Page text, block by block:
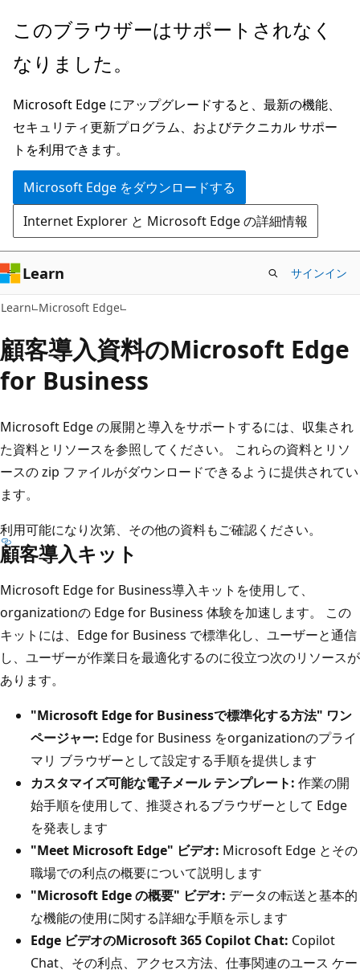
メ
ン
ン
テ
ン
ツ
に
ス
キ
ッ
プ
このブラウザーはサポートされなく
なりました。
Microsoft Edge にアップグレードすると、最新の機能、
セキュリティ更新プログラム、およびテクニカル サポー
トを利用できます。
Microsoft Edge をダウンロードする
Internet Explorer と Microsoft Edge の詳細情報
Learn サインイン
Learn Microsoft Edge
顧客導入資料のMicrosoft Edge
for Business
Microsoft Edge の展開と導入をサポートするには、収集され
た資料とリソースを参照してください。 これらの資料とリソ
ースの zip ファイルがダウンロードできるように提供されてい
ます。
利用可能になり次第、その他の資料もご確認ください。
顧客導入キット
Microsoft Edge for Business導入キットを使用して、
organizationの Edge for Business 体験を加速します。 この
キットには、Edge for Business で標準化し、ユーザーと通信
し、ユーザーが作業日を最適化するのに役立つ次のリソースが
あります。
"Microsoft Edge for Businessで標準化する方法" ワン
ページャー: Edge for Business をorganizationのプライ
マリ ブラウザーとして設定する手順を提供します
カスタマイズ可能な電子メール テンプレート: 作業の開
始手順を使用して、推奨されるブラウザーとして Edge
を発表します
"Meet Microsoft Edge" ビデオ: Microsoft Edge とその
職場での利点の概要について説明します
"Microsoft Edge の概要" ビデオ: データの転送と基本的
な機能の使用に関する詳細な手順を示します
Edge ビデオのMicrosoft 365 Copilot Chat: Copilot
Chat、その利点、アクセス方法、仕事関連のユース ケー